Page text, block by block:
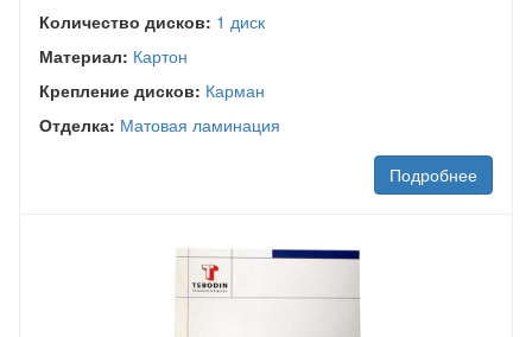
Количество дисков: 1 диск
Материал: Картон
Крепление дисков: Карман
Отделка: Матовая ламинация
Подробнее